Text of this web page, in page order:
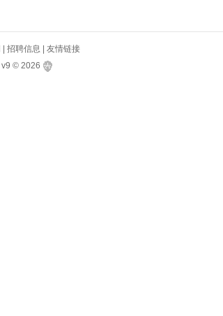
招聘信息
友情链接
v9 © 2026